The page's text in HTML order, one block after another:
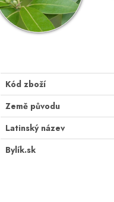
Kód zboží
Země původu
Latinský název
Bylík.sk